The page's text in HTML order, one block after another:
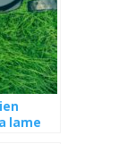
lame